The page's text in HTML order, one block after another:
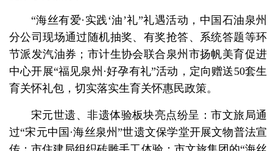
“海丝有爱·实践‘油’礼”礼遇活动，中国石油泉州
分公司现场通过随机抽奖、有奖抢答、系统答题等环
节派发汽油券；市计生协会联合泉州市扬帆美育促进
中心开展“福见泉州·好孕有礼”活动，定向赠送50套生
育关怀礼包，切实落实生育关怀惠民政策。
宋元世遗、非遗体验板块亮点纷呈：市文旅局通
过“宋元中国·海丝泉州”世遗文保学堂开展文物普法宣